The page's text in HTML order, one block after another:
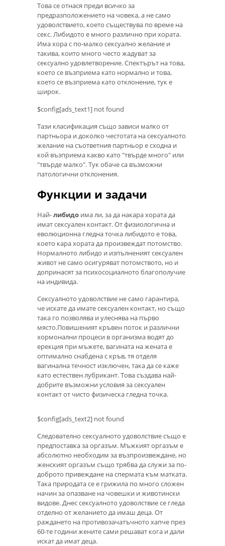
Това се отнася преди всичко за
предразположението на човека, а не само
удоволствието, което съществува по време на
секс. Либидото е много различно при хората.
Има хора с по-малко сексуално желание и
такива, които много често жадуват за
сексуално удовлетворение. Спектърът на това,
което се възприема като нормално и това,
което се възприема като отклонение, тук е
широк.
$config[ads_text1] not found
Тази класификация също зависи малко от
партньора и доколко честотата на сексуалното
желание на съответния партньор е сходна и
кой възприема какво като "твърде много" или
"твърде малко". Тук обаче са възможни
патологични отклонения.
Функции и задачи
Най-либидо има ли, за да накара хората да
имат сексуален контакт. От физиологична и
еволюционна гледна точка либидото е това,
което кара хората да произвеждат потомство.
Нормалното либидо и изпълненият сексуален
живот не само осигуряват потомството, но и
допринасят за психосоциалното благополучие
на индивида.
Сексуалното удоволствие не само гарантира,
че искате да имате сексуален контакт, но също
така го позволява и улеснява на първо
място.Повишеният кръвен поток и различни
хормонални процеси в организма водят до
ерекция при мъжете, вагината на жената е
оптимално снабдена с кръв, тя отделя
вагинална течност изключен, така да се каже
като естествен лубрикант. Това създава най-
добрите възможни условия за сексуален
контакт от чисто физическа гледна точка.
$config[ads_text2] not found
Следователно сексуалното удоволствие също е
предпоставка за оргазъм. Мъжкият оргазъм е
абсолютно необходим за възпроизвеждане, но
женският оргазъм също трябва да служи за по-
доброто привеждане на спермата към матката.
Така природата се е грижила по много сложен
начин за опазване на човешки и животински
видове. Днес сексуалното удоволствие се гледа
отделно от желанието да имаш деца. От
раждането на противозачатъчното хапче през
60-те години жените сами решават кога и дали
искат да имат деца.